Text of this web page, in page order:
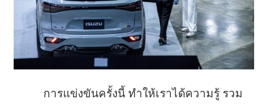
การแข่งขันครั้งนี้ ทำให้เราได้ความรู้ รวม